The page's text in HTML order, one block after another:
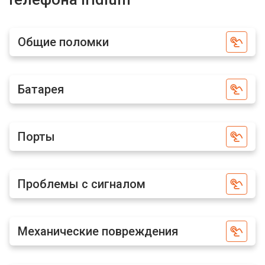
Общие поломки
Батарея
Порты
Проблемы с сигналом
Механические повреждения